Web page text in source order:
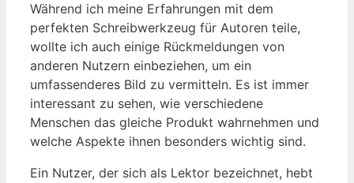
Während ich meine Erfahrungen mit dem
perfekten Schreibwerkzeug für Autoren teile,
wollte ich auch einige Rückmeldungen von
anderen Nutzern einbeziehen, um ein
umfassenderes Bild zu vermitteln. Es ist immer
interessant zu sehen, wie verschiedene
Menschen das gleiche Produkt wahrnehmen und
welche Aspekte ihnen besonders wichtig sind.
Ein Nutzer, der sich als Lektor bezeichnet, hebt